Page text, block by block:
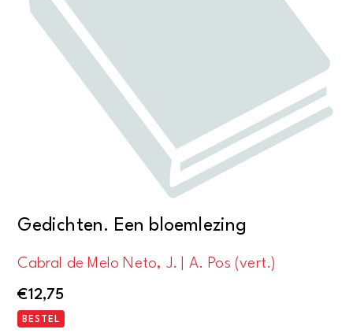
Gedichten. Een bloemlezing
Cabral de Melo Neto, J. | A. Pos (vert.)
€12,75
BESTEL